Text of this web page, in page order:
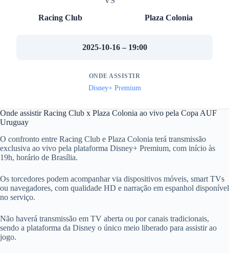
Racing Club
Plaza Colonia
2025-10-16 – 19:00
ONDE ASSISTIR
Disney+ Premium
Onde assistir Racing Club x Plaza Colonia ao vivo pela Copa AUF
Uruguay
O confronto entre Racing Club e Plaza Colonia terá transmissão
exclusiva ao vivo pela plataforma Disney+ Premium, com início às
19h, horário de Brasília.
Os torcedores podem acompanhar via dispositivos móveis, smart TVs
ou navegadores, com qualidade HD e narração em espanhol disponível
no serviço.
Não haverá transmissão em TV aberta ou por canais tradicionais,
sendo a plataforma da Disney o único meio liberado para assistir ao
jogo.